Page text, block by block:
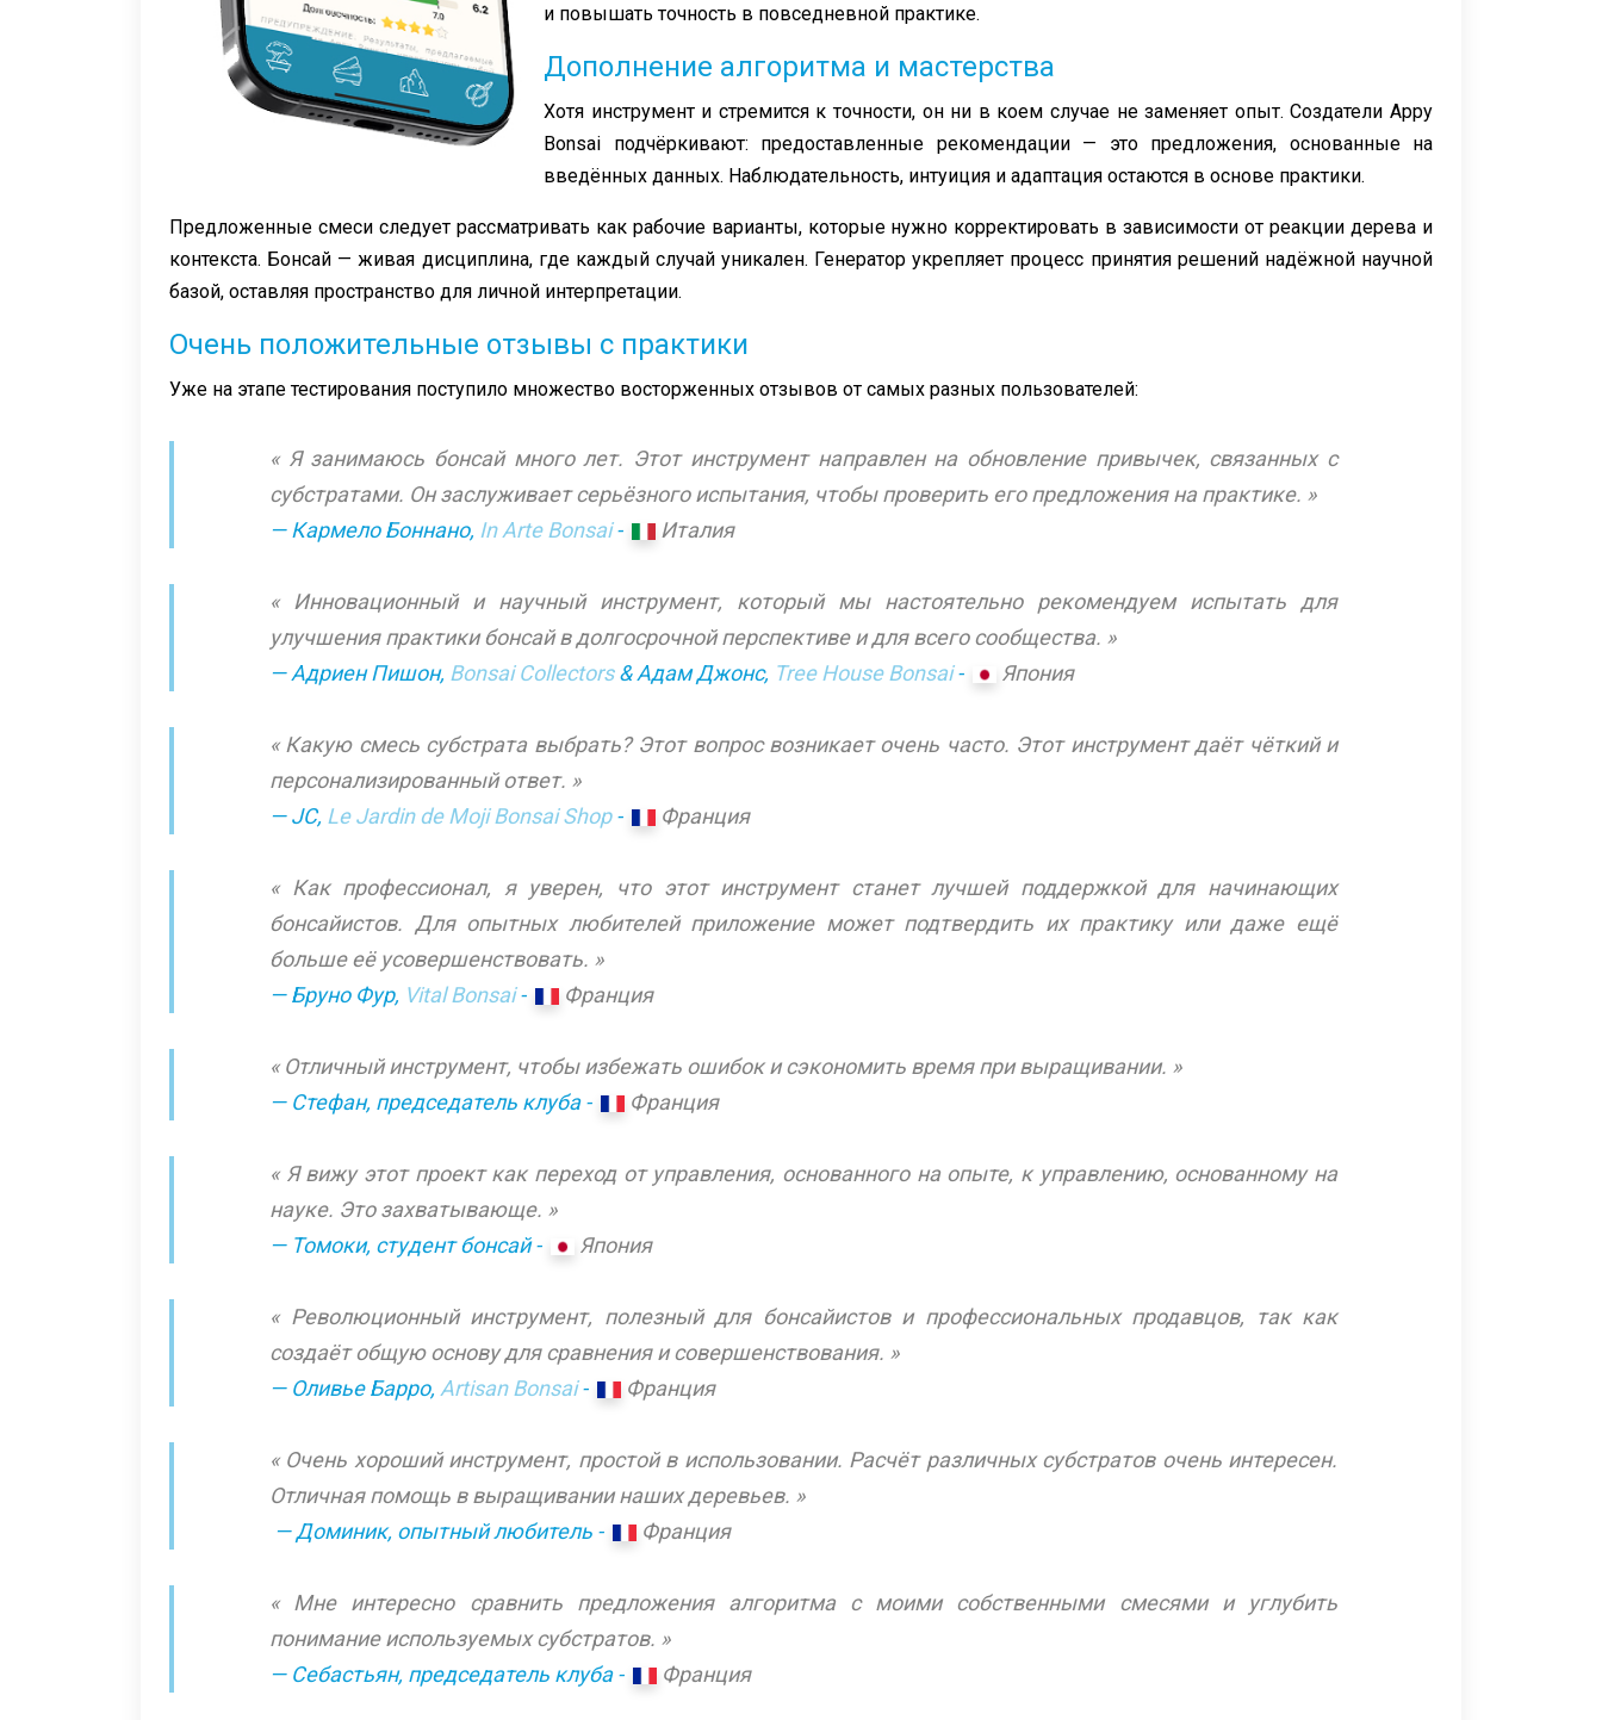
и повышать точность в повседневной практике.
Дополнение алгоритма и мастерства
Хотя инструмент и стремится к точности, он ни в коем случае не заменяет опыт. Создатели Appy
Bonsai подчёркивают: предоставленные рекомендации — это предложения, основанные на
введённых данных. Наблюдательность, интуиция и адаптация остаются в основе практики.
Предложенные смеси следует рассматривать как рабочие варианты, которые нужно корректировать в зависимости от реакции дерева и
контекста. Бонсай — живая дисциплина, где каждый случай уникален. Генератор укрепляет процесс принятия решений надёжной научной
базой, оставляя пространство для личной интерпретации.
Очень положительные отзывы с практики
Уже на этапе тестирования поступило множество восторженных отзывов от самых разных пользователей:
« Я занимаюсь бонсай много лет. Этот инструмент направлен на обновление привычек, связанных с
субстратами. Он заслуживает серьёзного испытания, чтобы проверить его предложения на практике. »
— Кармело Боннано, In Arte Bonsai- Италия
« Инновационный и научный инструмент, который мы настоятельно рекомендуем испытать для
улучшения практики бонсай в долгосрочной перспективе и для всего сообщества. »
— Адриен Пишон, Bonsai Collectors& Адам Джонс, Tree House Bonsai- Япония
« Какую смесь субстрата выбрать? Этот вопрос возникает очень часто. Этот инструмент даёт чёткий и
персонализированный ответ. »
— JC, Le Jardin de Moji Bonsai Shop- Франция
« Как профессионал, я уверен, что этот инструмент станет лучшей поддержкой для начинающих
бонсайистов. Для опытных любителей приложение может подтвердить их практику или даже ещё
больше её усовершенствовать. »
— Бруно Фур, Vital Bonsai- Франция
« Отличный инструмент, чтобы избежать ошибок и сэкономить время при выращивании. »
— Стефан, председатель клуба -
Франция
« Я вижу этот проект как переход от управления, основанного на опыте, к управлению, основанному на
науке. Это захватывающе. »
— Томоки, студент бонсай -
Япония
« Революционный инструмент, полезный для бонсайистов и профессиональных продавцов, так как
создаёт общую основу для сравнения и совершенствования. »
— Оливье Барро, Artisan Bonsai- Франция
« Очень хороший инструмент, простой в использовании. Расчёт различных субстратов очень интересен.
Отличная помощь в выращивании наших деревьев. »
— Доминик, опытный любитель -
Франция
« Мне интересно сравнить предложения алгоритма с моими собственными смесями и углубить
понимание используемых субстратов. »
— Себастьян, председатель клуба -
Франция